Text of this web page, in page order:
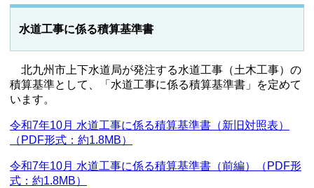
水道工事に係る積算基準書
北九州市上下水道局が発注する水道工事（土木工事）の
積算基準として、「水道工事に係る積算基準書」を定めて
います。
令和7年10月 水道工事に係る積算基準書（新旧対照表）
（PDF形式：約1.8MB）
令和7年10月 水道工事に係る積算基準書（前編）（PDF形
式：約1.8MB）